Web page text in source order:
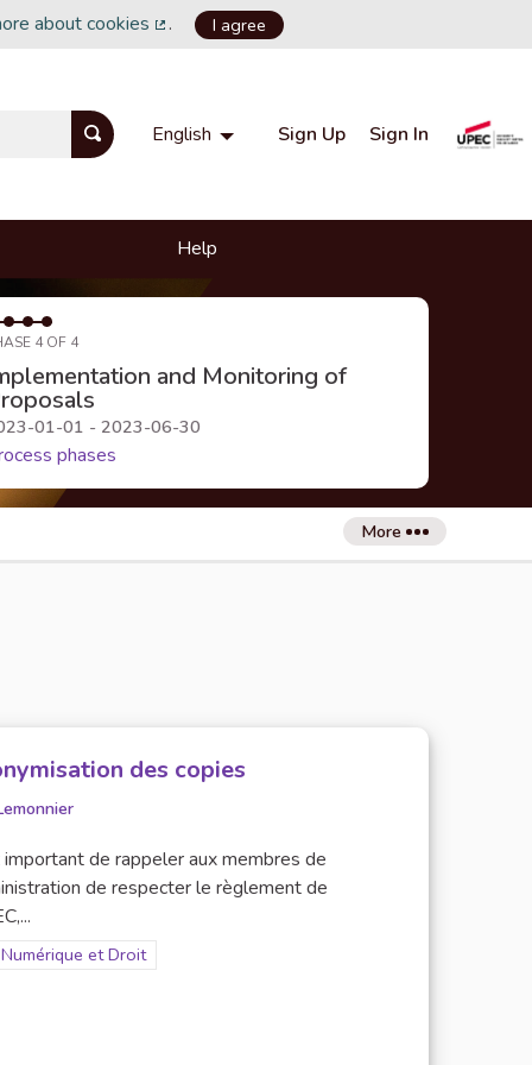
about cookies
(External link)
. I agree
English Choisir la langue Choose language
Sign Up Sign In
Help
4 OF 4
and Monitoring of
01-01 - 2023-06-30
phases
More
des copies
de rappeler aux membres de
de respecter le règlement de
Filter results for scope: Numérique et Droit
Numérique et Droit